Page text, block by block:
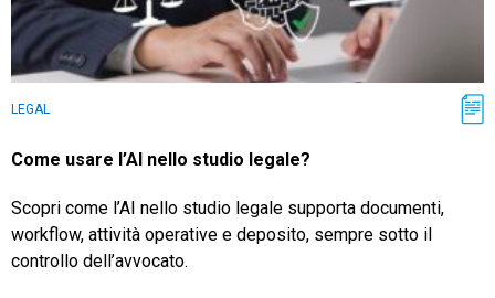
LEGAL
Come usare l’AI nello studio legale?
Scopri come l’AI nello studio legale supporta documenti,
workflow, attività operative e deposito, sempre sotto il
controllo dell’avvocato.